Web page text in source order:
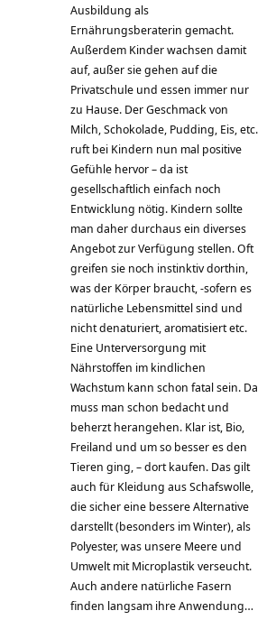
Ausbildung als
Ernährungsberaterin gemacht.
Außerdem Kinder wachsen damit
auf, außer sie gehen auf die
Privatschule und essen immer nur
zu Hause. Der Geschmack von
Milch, Schokolade, Pudding, Eis, etc.
ruft bei Kindern nun mal positive
Gefühle hervor – da ist
gesellschaftlich einfach noch
Entwicklung nötig. Kindern sollte
man daher durchaus ein diverses
Angebot zur Verfügung stellen. Oft
greifen sie noch instinktiv dorthin,
was der Körper braucht, -sofern es
natürliche Lebensmittel sind und
nicht denaturiert, aromatisiert etc.
Eine Unterversorgung mit
Nährstoffen im kindlichen
Wachstum kann schon fatal sein. Da
muss man schon bedacht und
beherzt herangehen. Klar ist, Bio,
Freiland und um so besser es den
Tieren ging, – dort kaufen. Das gilt
auch für Kleidung aus Schafswolle,
die sicher eine bessere Alternative
darstellt (besonders im Winter), als
Polyester, was unsere Meere und
Umwelt mit Microplastik verseucht.
Auch andere natürliche Fasern
finden langsam ihre Anwendung…